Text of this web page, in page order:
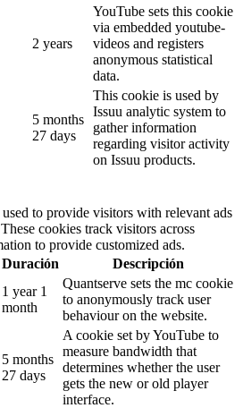
2 years
YouTube sets this cookie
via embedded youtube-
videos and registers
anonymous statistical
data.
5 months
27 days
This cookie is used by
Issuu analytic system to
gather information
regarding visitor activity
on Issuu products.
to provide visitors with relevant ads
cookies track visitors across
to provide customized ads.
Duración Descripción
1 year 1
month
Quantserve sets the mc cookie
to anonymously track user
behaviour on the website.
5 months
27 days
A cookie set by YouTube to
measure bandwidth that
determines whether the user
gets the new or old player
interface.